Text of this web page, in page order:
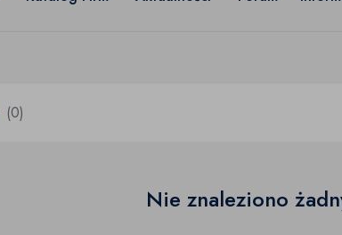
(0)
Nie znaleziono